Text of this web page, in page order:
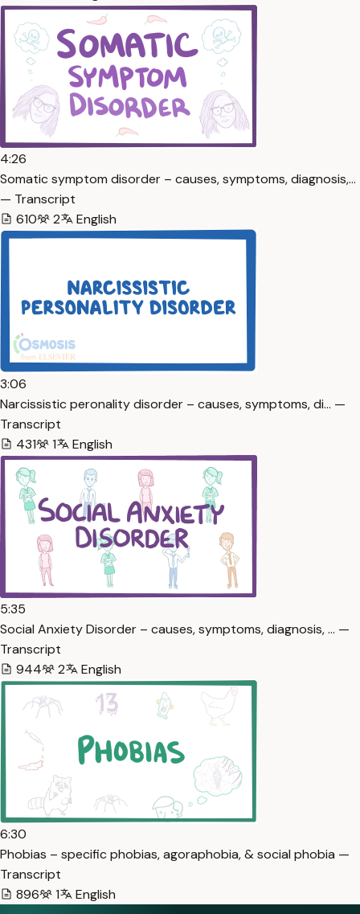
4:26
Somatic symptom disorder – causes, symptoms, diagnosis,…
— Transcript
610
2 English
3:06
Narcissistic peronality disorder – causes, symptoms, di… —
Transcript
431
1 English
5:35
Social Anxiety Disorder – causes, symptoms, diagnosis, … —
Transcript
944
2 English
6:30
Phobias – specific phobias, agoraphobia, & social phobia —
Transcript
896
1 English